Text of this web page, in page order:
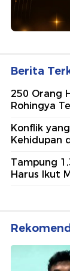
Berita
250 Orang
Rohingya
Konflik
Kehidupan
Tampung
Harus Ikut